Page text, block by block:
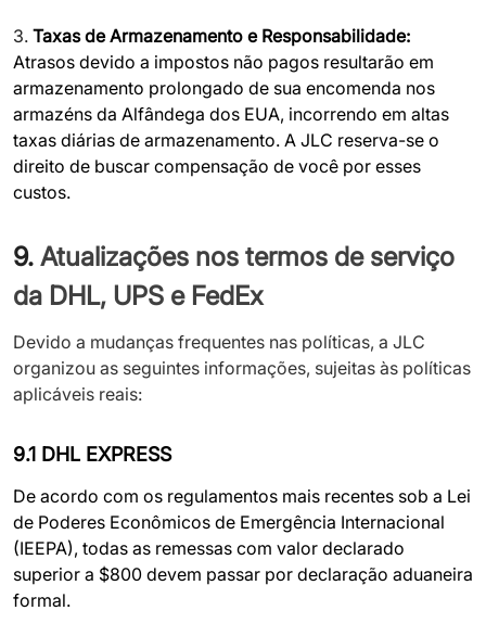
3. Taxas de Armazenamento e Responsabilidade:
Atrasos devido a impostos não pagos resultarão em
armazenamento prolongado de sua encomenda nos
armazéns da Alfândega dos EUA, incorrendo em altas
taxas diárias de armazenamento. A JLC reserva-se o
direito de buscar compensação de você por esses
custos.
9. Atualizações nos termos de serviço
da DHL, UPS e FedEx
Devido a mudanças frequentes nas políticas, a JLC
organizou as seguintes informações, sujeitas às políticas
aplicáveis reais:
9.1 DHL EXPRESS
De acordo com os regulamentos mais recentes sob a Lei
de Poderes Econômicos de Emergência Internacional
(IEEPA), todas as remessas com valor declarado
superior a $800 devem passar por declaração aduaneira
formal.